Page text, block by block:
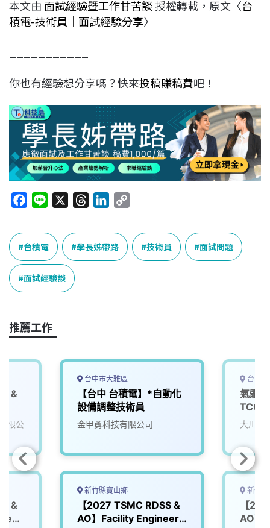
本文由 面試經驗暨工作甘苦談授權轉載，原文〈台
積電-技術員｜面試經驗分享〉
你也有經驗想分享嗎？快來投稿賺稿費吧！
c
e
b
o
o
n
e
r
e
a
n
k
e
y
台積電 學長姊帶路 技術員 面試問題
面試經驗談
推薦工作
&
限公
&
台中市大雅區
【台中 台積電】*自動化
設備調整技術員
金甲勇科技有限公司
新竹縣寶山鄉
【2027 TSMC RDSS &
AO】Facility Engineer
台南
氣體
tsmc)
大川研
新竹
【
AO】